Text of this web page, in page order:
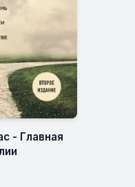
- Главная